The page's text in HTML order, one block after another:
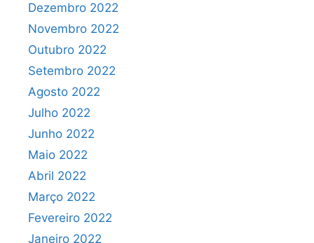
Dezembro 2022
Novembro 2022
Outubro 2022
Setembro 2022
Agosto 2022
Julho 2022
Junho 2022
Maio 2022
Abril 2022
Março 2022
Fevereiro 2022
Janeiro 2022